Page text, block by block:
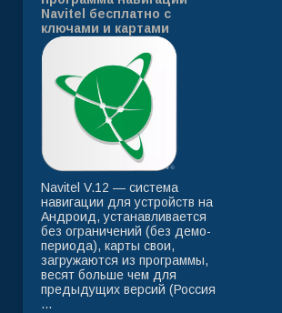
Navitel бесплатно с
ключами и картами
Navitel V.12 — система
навигации для устройств на
Андроид, устанавливается
без ограничений (без демо-
периода), карты свои,
загружаются из программы,
весят больше чем для
предыдущих версий (Россия
...